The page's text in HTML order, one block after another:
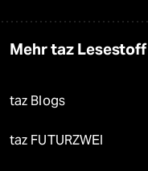
Mehr taz Lesestoff
taz Blogs
taz FUTURZWEI